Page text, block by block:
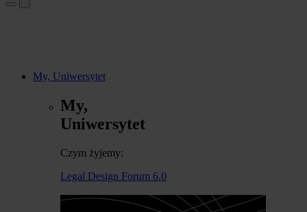
My, Uniwersytet
My,
Uniwersytet
Czym żyjemy:
Legal Design Forum 6.0